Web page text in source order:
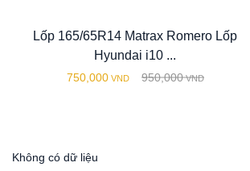
Lốp 165/65R14 Matrax Romero Lốp
Hyundai i10 ...
750,000 VND 950,000 VND
Không có dữ liệu